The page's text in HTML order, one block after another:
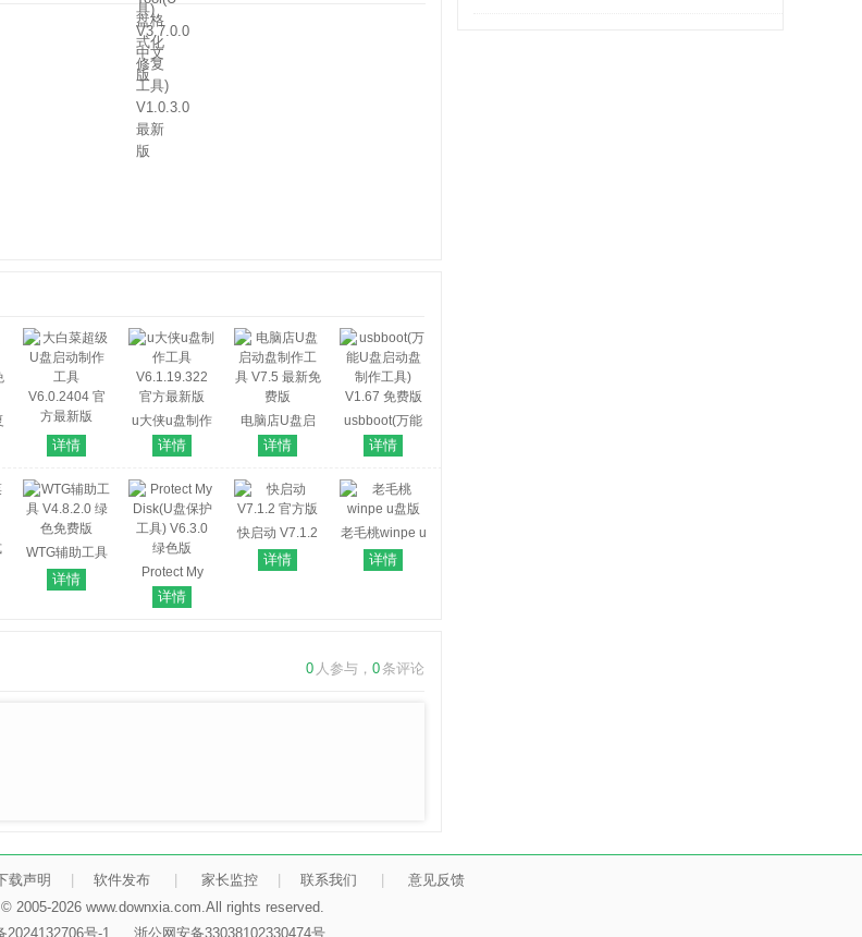
大白菜超级U
盘启动制作工
具 V6.0.2404
官方最新版
详情
u大侠u盘制作
工具
V6.1.19.322
官方最新版
详情
电脑店U盘启
动盘制作工具
V7.5 最新免费
版
详情
usbboot(万能
U盘启动盘制
作工具) V1.67
免费版
详情
WTG辅助工具
V4.8.2.0 绿色
免费版
详情
Protect My
Disk(U盘保护
工具) V6.3.0
详情
快启动 V7.1.2
官方版
详情
老毛桃winpe u
盘版
详情
0 人参与， 0条评论
载声明 软件发布 家长监控 联系我们
意见反馈
2005-2026 www.downxia.com.All rights reserved.
2024132706号-1
浙公网安备33038102330474号